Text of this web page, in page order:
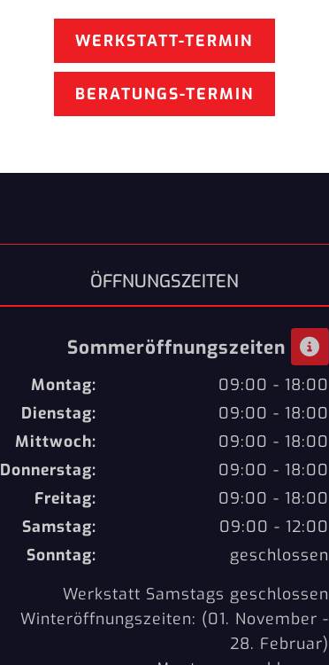
WERKSTATT-TERMIN
BERATUNGS-TERMIN
ÖFFNUNGSZEITEN
Sommeröffnungszeiten
Montag:
09:00 - 18:00
Dienstag:
09:00 - 18:00
Mittwoch:
09:00 - 18:00
Donnerstag:
09:00 - 18:00
Freitag:
09:00 - 18:00
Samstag:
09:00 - 12:00
Sonntag:
geschlossen
Werkstatt Samstags geschlossen
Winteröffnungszeiten: (01. November -
28. Februar)